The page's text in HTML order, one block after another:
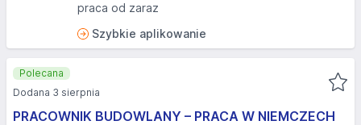
praca od zaraz
Szybkie aplikowanie
PRACOWNIK BUDOWLANY – PRACA W NIEMCZECH
Polecana
Dodana 3 sierpnia